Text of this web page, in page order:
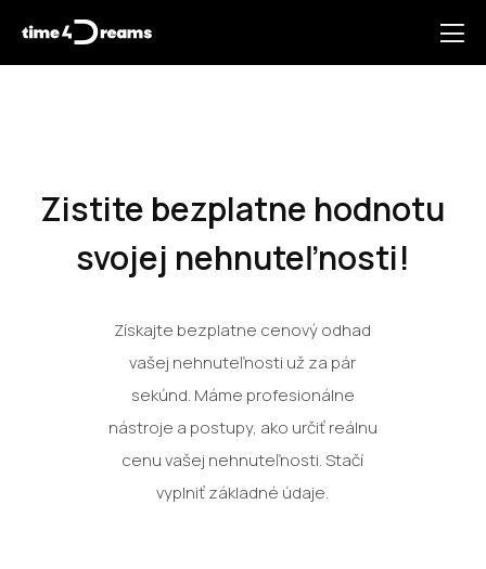
Zistite bezplatne hodnotu
svojej nehnuteľnosti!
Získajte bezplatne cenový odhad
vašej nehnuteľnosti už za pár
sekúnd. Máme profesionálne
nástroje a postupy, ako určiť reálnu
cenu vašej nehnuteľnosti. Stačí
vyplniť základné údaje.